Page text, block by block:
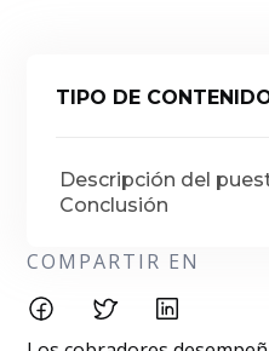
TIPO DE
Descripción del
Conclusión
COMPARTIR EN